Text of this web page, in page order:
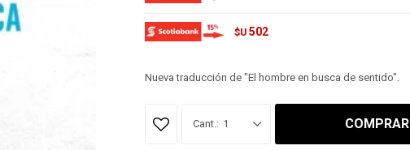
$U 502
Nueva traducción de "El hombre en busca de sentido".
1 COMPRAR